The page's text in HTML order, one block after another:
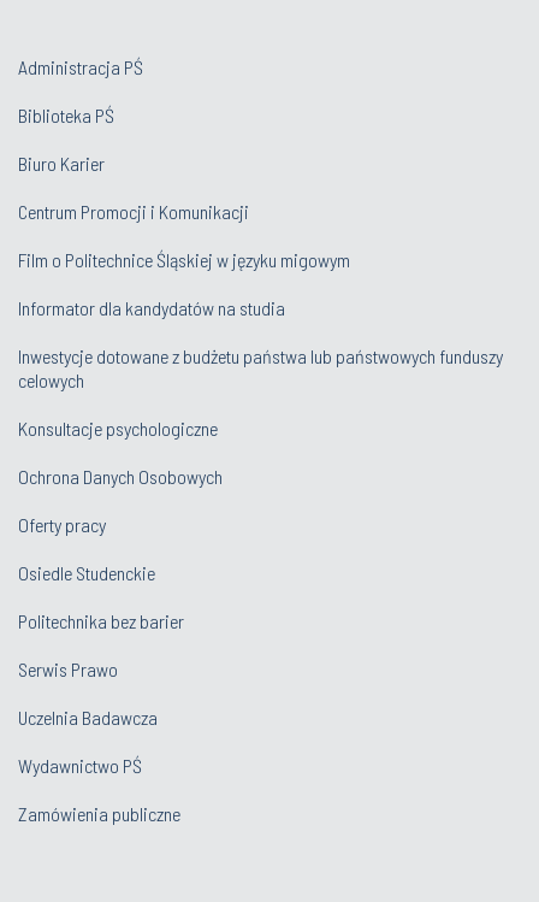
Administracja PŚ
Biblioteka PŚ
Biuro Karier
Centrum Promocji i Komunikacji
Film o Politechnice Śląskiej w języku migowym
Informator dla kandydatów na studia
Inwestycje dotowane z budżetu państwa lub państwowych funduszy
celowych
Konsultacje psychologiczne
Ochrona Danych Osobowych
Oferty pracy
Osiedle Studenckie
Politechnika bez barier
Serwis Prawo
Uczelnia Badawcza
Wydawnictwo PŚ
Zamówienia publiczne